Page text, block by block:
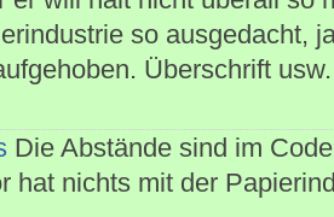
so ausgedacht,
Überschrift
Die Abstände sind im
hat nichts mit der